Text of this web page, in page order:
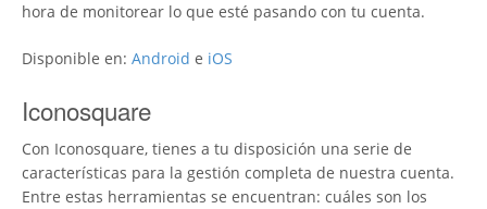
hora de monitorear lo que esté pasando con tu cuenta.
Disponible en: Android e iOS
Iconosquare
Con Iconosquare, tienes a tu disposición una serie de
características para la gestión completa de nuestra cuenta.
Entre estas herramientas se encuentran: cuáles son los